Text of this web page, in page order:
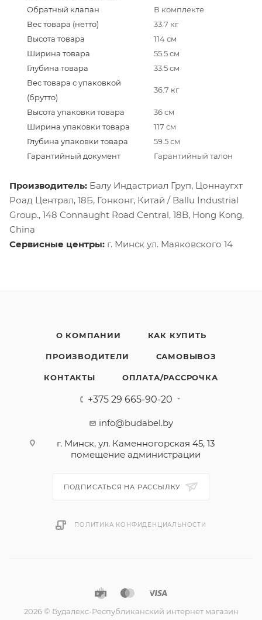
Обратный клапан
В комплекте
Вес товара (нетто)
33.7 кг
Высота товара
114 см
Ширина товара
55.5 см
Глубина товара
33.5 см
Вес товара с упаковкой
(брутто)
36.7 кг
Высота упаковки товара
36 см
Ширина упаковки товара
117 см
Глубина упаковки товара
59.5 см
Гарантийный документ
Гарантийный талон
Производитель: Балу Индастриал Груп, Цоннаугхт
Роад Централ, 18Б, Гонконг, Китай / Ballu Industrial
Group., 148 Connaught Road Central, 18B, Hong Kong,
China
Сервисные центры: г. Минск ул. Маяковского 14
О КОМПАНИИ КАК КУПИТЬ
ПРОИЗВОДИТЕЛИ САМОВЫВОЗ
КОНТАКТЫ ОПЛАТА/РАССРОЧКА
+375 29 665-90-20
info@budabel.by
г. Минск, ул. Каменногорская 45, 13
помещение администрации
ПОДПИСАТЬСЯ НА РАССЫЛКУ
ПОЛИТИКА КОНФИДЕНЦИАЛЬНОСТИ
2026 © Будалекс-Республиканский интернет магазин